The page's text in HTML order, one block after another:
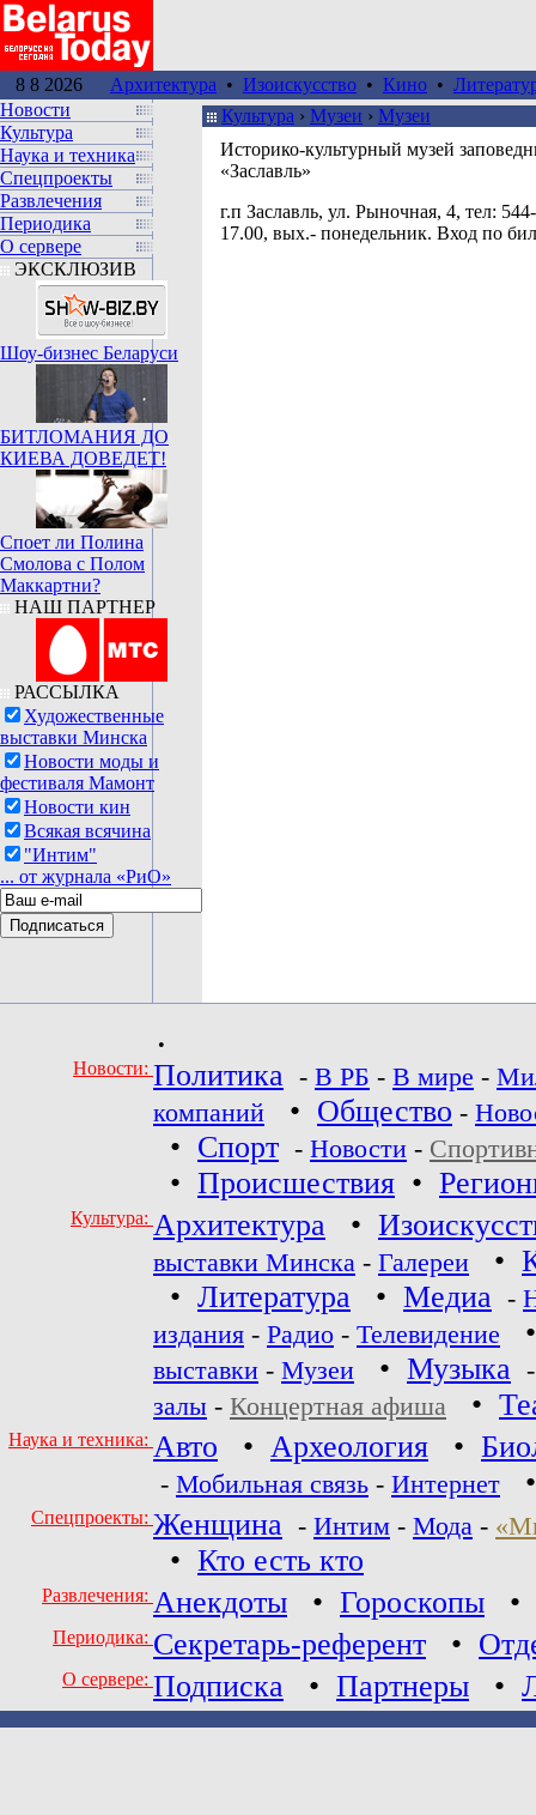
8 8 2026 Архитектура • Изоискусство • Кино •
Новости
Культура
Наука и техника
Спецпроекты
Развлечения
Периодика
О сервере
ЭКСКЛЮЗИВ
Шоу-бизнес Беларуси
БИТЛОМАНИЯ ДО
КИЕВА ДОВЕДЕТ!
Споет ли Полина
Смолова с Полом
Маккартни?
НАШ ПАРТНЕР
РАССЫЛКА
Художественные
выставки Минска
Новости моды и
фестиваля Мамонт
Новости кин
Всякая всячина
"Интим"
... от журнала «РиО»
Культура › Музеи › Музеи
Историко-культурный музей
«Заславль»
г.п Заславль, ул. Рыночная, 4, тел:
17.00, вых.- понедельник. Вход по
•
Новости: Политика - В РБ - В мире -
компаний
• Общество -
• Спорт - Новости -
• Происшествия •
Культура: Архитектура •
выставки Минска - Галереи •
• Литература • Медиа -
издания - Радио - Телевидение
выставки - Музеи • Музыка
залы - Концертная афиша •
Наука и техника: Авто • Археология •
- Мобильная связь - Интернет
Спецпроекты: Женщина - Интим - Мода -
• Кто есть кто
Развлечения: Анекдоты • Гороскопы •
Периодика: Секретарь-референт •
О сервере: Подписка • Партнеры •